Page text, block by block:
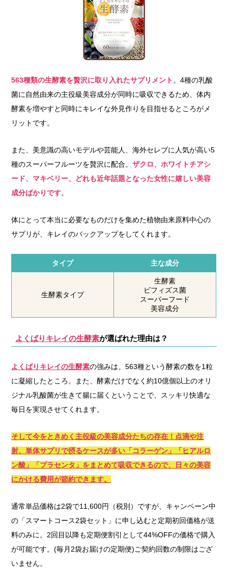
563種類の生酵素を贅沢に取り入れたサプリメント。4種の乳酸
菌に自然由来の主役級美容成分が同時に吸収できるため、体内
酵素を増やすと同時にキレイな外見作りを目指せるところがメ
リットです。
また、美意識の高いモデルや芸能人、海外セレブに人気が高い5
種のスーパーフルーツを贅沢に配合。ザクロ、ホワイトチアシ
ード、マキベリー、どれも近年話題となった女性に嬉しい美容
成分ばかりです。
体にとって本当に必要なものだけを集めた植物由来原料中心の
サプリが、キレイのバックアップをしてくれます。
タイプ 主な成分
生酵素タイプ
生酵素
ビフィズス菌
スーパーフード
美容成分
よくばりキレイの生酵素が選ばれた理由は？
よくばりキレイの生酵素の強みは、563種という酵素の数を1粒
に凝縮したところ。また、酵素だけでなく約10億個以上のオリ
ジナル乳酸菌が生きて腸に届くということで、スッキリ快適な
毎日を実現させてくれます。
そして今をときめく主役級の美容成分たちの存在！点滴や注
射、単体サプリで摂るケースが多い「コラーゲン」「ヒアルロ
ン酸」「プラセンタ」をまとめて吸収できるので、日々の美容
にかける費用が節約できます。
通常単品価格は2袋で11,600円（税別）ですが、キャンペーン中
の「スマートコース2袋セット」に申し込むと定期初回価格が送
料のみに。2回目以降も定期便割引として44%OFFの価格で購入
が可能です。(毎月2袋お届けの定期便)ご契約回数の制限はござ
いません。